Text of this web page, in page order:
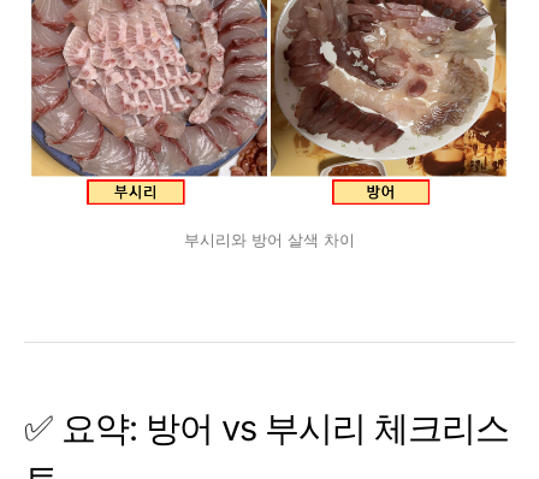
부시리와 방어 살색 차이
✅ 요약: 방어 vs 부시리 체크리스